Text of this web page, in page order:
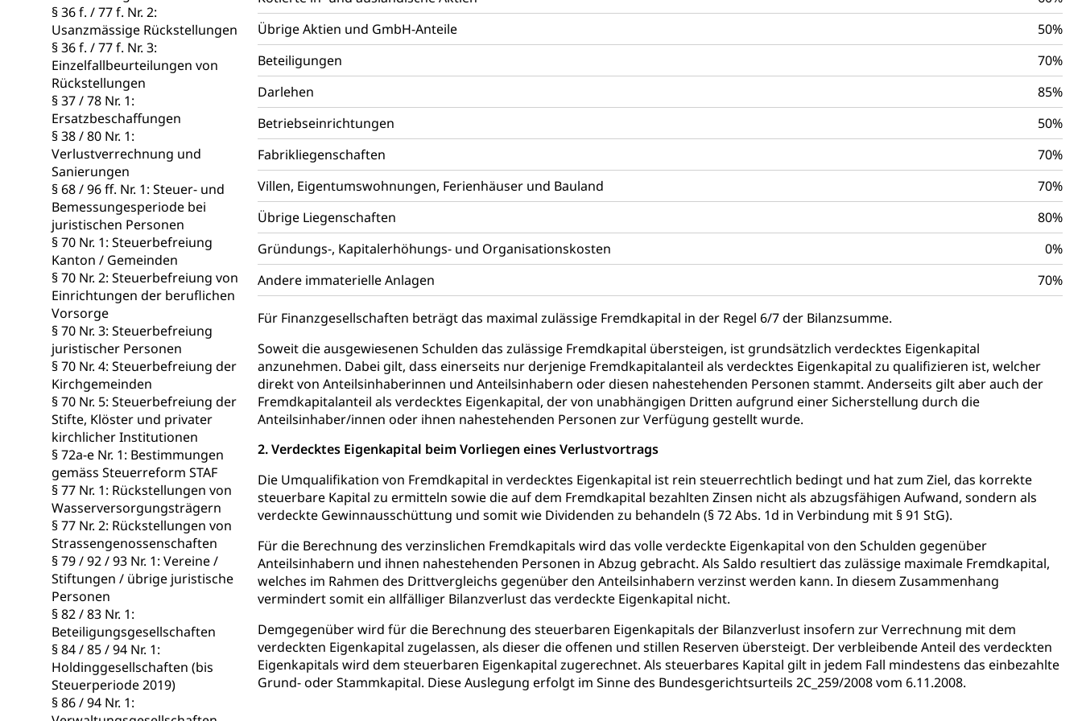
§ 36 f. / 77 f. Nr. 2:
Usanzmässige Rückstellungen
§ 36 f. / 77 f. Nr. 3:
Einzelfallbeurteilungen von
Rückstellungen
§ 37 / 78 Nr. 1:
Ersatzbeschaffungen
§ 38 / 80 Nr. 1:
Verlustverrechnung und
Sanierungen
§ 68 / 96 ff. Nr. 1: Steuer- und
Bemessungesperiode bei
juristischen Personen
§ 70 Nr. 1: Steuerbefreiung
Kanton / Gemeinden
§ 70 Nr. 2: Steuerbefreiung von
Einrichtungen der beruflichen
Vorsorge
§ 70 Nr. 3: Steuerbefreiung
juristischer Personen
§ 70 Nr. 4: Steuerbefreiung der
Kirchgemeinden
§ 70 Nr. 5: Steuerbefreiung der
Stifte, Klöster und privater
kirchlicher Institutionen
§ 72a-e Nr. 1: Bestimmungen
gemäss Steuerreform STAF
§ 77 Nr. 1: Rückstellungen von
Wasserversorgungsträgern
§ 77 Nr. 2: Rückstellungen von
Strassengenossenschaften
§ 79 / 92 / 93 Nr. 1: Vereine /
Stiftungen / übrige juristische
Personen
§ 82 / 83 Nr. 1:
Beteiligungsgesellschaften
§ 84 / 85 / 94 Nr. 1:
Holdinggesellschaften (bis
Steuerperiode 2019)
§ 86 / 94 Nr. 1:
Übrige Aktien und GmbH-Anteile
50%
Beteiligungen
70%
Darlehen
85%
Betriebseinrichtungen
50%
Fabrikliegenschaften
70%
Villen, Eigentumswohnungen, Ferienhäuser und Bauland
70%
Übrige Liegenschaften
80%
Gründungs-, Kapitalerhöhungs- und Organisationskosten
0%
Andere immaterielle Anlagen
70%
Für Finanzgesellschaften beträgt das maximal zulässige Fremdkapital in der Regel 6/7 der Bilanzsumme.
Soweit die ausgewiesenen Schulden das zulässige Fremdkapital übersteigen, ist grundsätzlich verdecktes Eigenkapital
anzunehmen. Dabei gilt, dass einerseits nur derjenige Fremdkapitalanteil als verdecktes Eigenkapital zu qualifizieren ist, welcher
direkt von Anteilsinhaberinnen und Anteilsinhabern oder diesen nahestehenden Personen stammt. Anderseits gilt aber auch der
Fremdkapitalanteil als verdecktes Eigenkapital, der von unabhängigen Dritten aufgrund einer Sicherstellung durch die
Anteilsinhaber/innen oder ihnen nahestehenden Personen zur Verfügung gestellt wurde.
2. Verdecktes Eigenkapital beim Vorliegen eines Verlustvortrags
Die Umqualifikation von Fremdkapital in verdecktes Eigenkapital ist rein steuerrechtlich bedingt und hat zum Ziel, das korrekte
steuerbare Kapital zu ermitteln sowie die auf dem Fremdkapital bezahlten Zinsen nicht als abzugsfähigen Aufwand, sondern als
verdeckte Gewinnausschüttung und somit wie Dividenden zu behandeln (§ 72 Abs. 1d in Verbindung mit § 91 StG).
Für die Berechnung des verzinslichen Fremdkapitals wird das volle verdeckte Eigenkapital von den Schulden gegenüber
Anteilsinhabern und ihnen nahestehenden Personen in Abzug gebracht. Als Saldo resultiert das zulässige maximale Fremdkapital,
welches im Rahmen des Drittvergleichs gegenüber den Anteilsinhabern verzinst werden kann. In diesem Zusammenhang
vermindert somit ein allfälliger Bilanzverlust das verdeckte Eigenkapital nicht.
Demgegenüber wird für die Berechnung des steuerbaren Eigenkapitals der Bilanzverlust insofern zur Verrechnung mit dem
verdeckten Eigenkapital zugelassen, als dieser die offenen und stillen Reserven übersteigt. Der verbleibende Anteil des verdeckten
Eigenkapitals wird dem steuerbaren Eigenkapital zugerechnet. Als steuerbares Kapital gilt in jedem Fall mindestens das einbezahlte
Grund- oder Stammkapital. Diese Auslegung erfolgt im Sinne des Bundesgerichtsurteils 2C_259/2008 vom 6.11.2008.
Kultur und Medien
Archive und Bibliotheken
Bücher, Bundesarchiv, Landesbibliothek
Staatsarchiv Luzern
Kulturelle Einrichtungen
Museen, Theater, Bibliotheken
Dienststelle Kultur Kunst & Kultur (Luzern Tourismus)
Kulturförderung
Kulturpolitik, Sprachförderung, Denkmalpflege, kulturelles Angebot, Kulturerbe, kulturelles Erbe, Nachwuchsförderung, Vermittlung, Selektive
Förderung, Kulturausschreibungen, Kulturpreis, Werkbeitrag, Produktionsbeitrag, Recherche, Bildende Kunst, Angewandte Kunst,
Theater/Tanz, Musik, Entwicklung, Programmbeiträge, Filmförderung, Regionale Förderfonds, Werkankäufe, Kunstankäufe, Kunst und Bau,
Schule und Kultur, Kulturgesuche, Kulturvermittlung
Kulturförderung und Vermittlung Angebote für Schulklassen
Zentralschweizer Filmförderung
Mobilität
Schiene und öffentlicher Verkehr
Schienenverkehr, Zugverkehr, Bahnverkehr, Transportmittel, öffentlicher Verkehr
Verkehrsverbund Luzern VVL Öffentlicher Verkehr Luzern Mobil
Schifffahrt
Schiffsverkehr, Binnenschifffahrt, Seeschifffahrt, Flussschifffahrt
Schifffahrt (Strassenverkehrsamt)
Strasse
Autoverkehr, Lastwagenverkehr, Schwerverkehr, leistungsabhängige Schwerverkehrsabgabe, Langsamverkehr, Transportmittel, Auto, Motorrad,
zentras (Betrieb und Unterhalt LU, OW, NW, ZG) Strassenverkehrsamt Verkehr und Infrastruktur vif
Kantonsstrassen
Persönliches
Zivilstand
Geburt, Heirat, Ehe, Partnerschaft, Tod, Zivilstandsamt, Zivilstandsregiste